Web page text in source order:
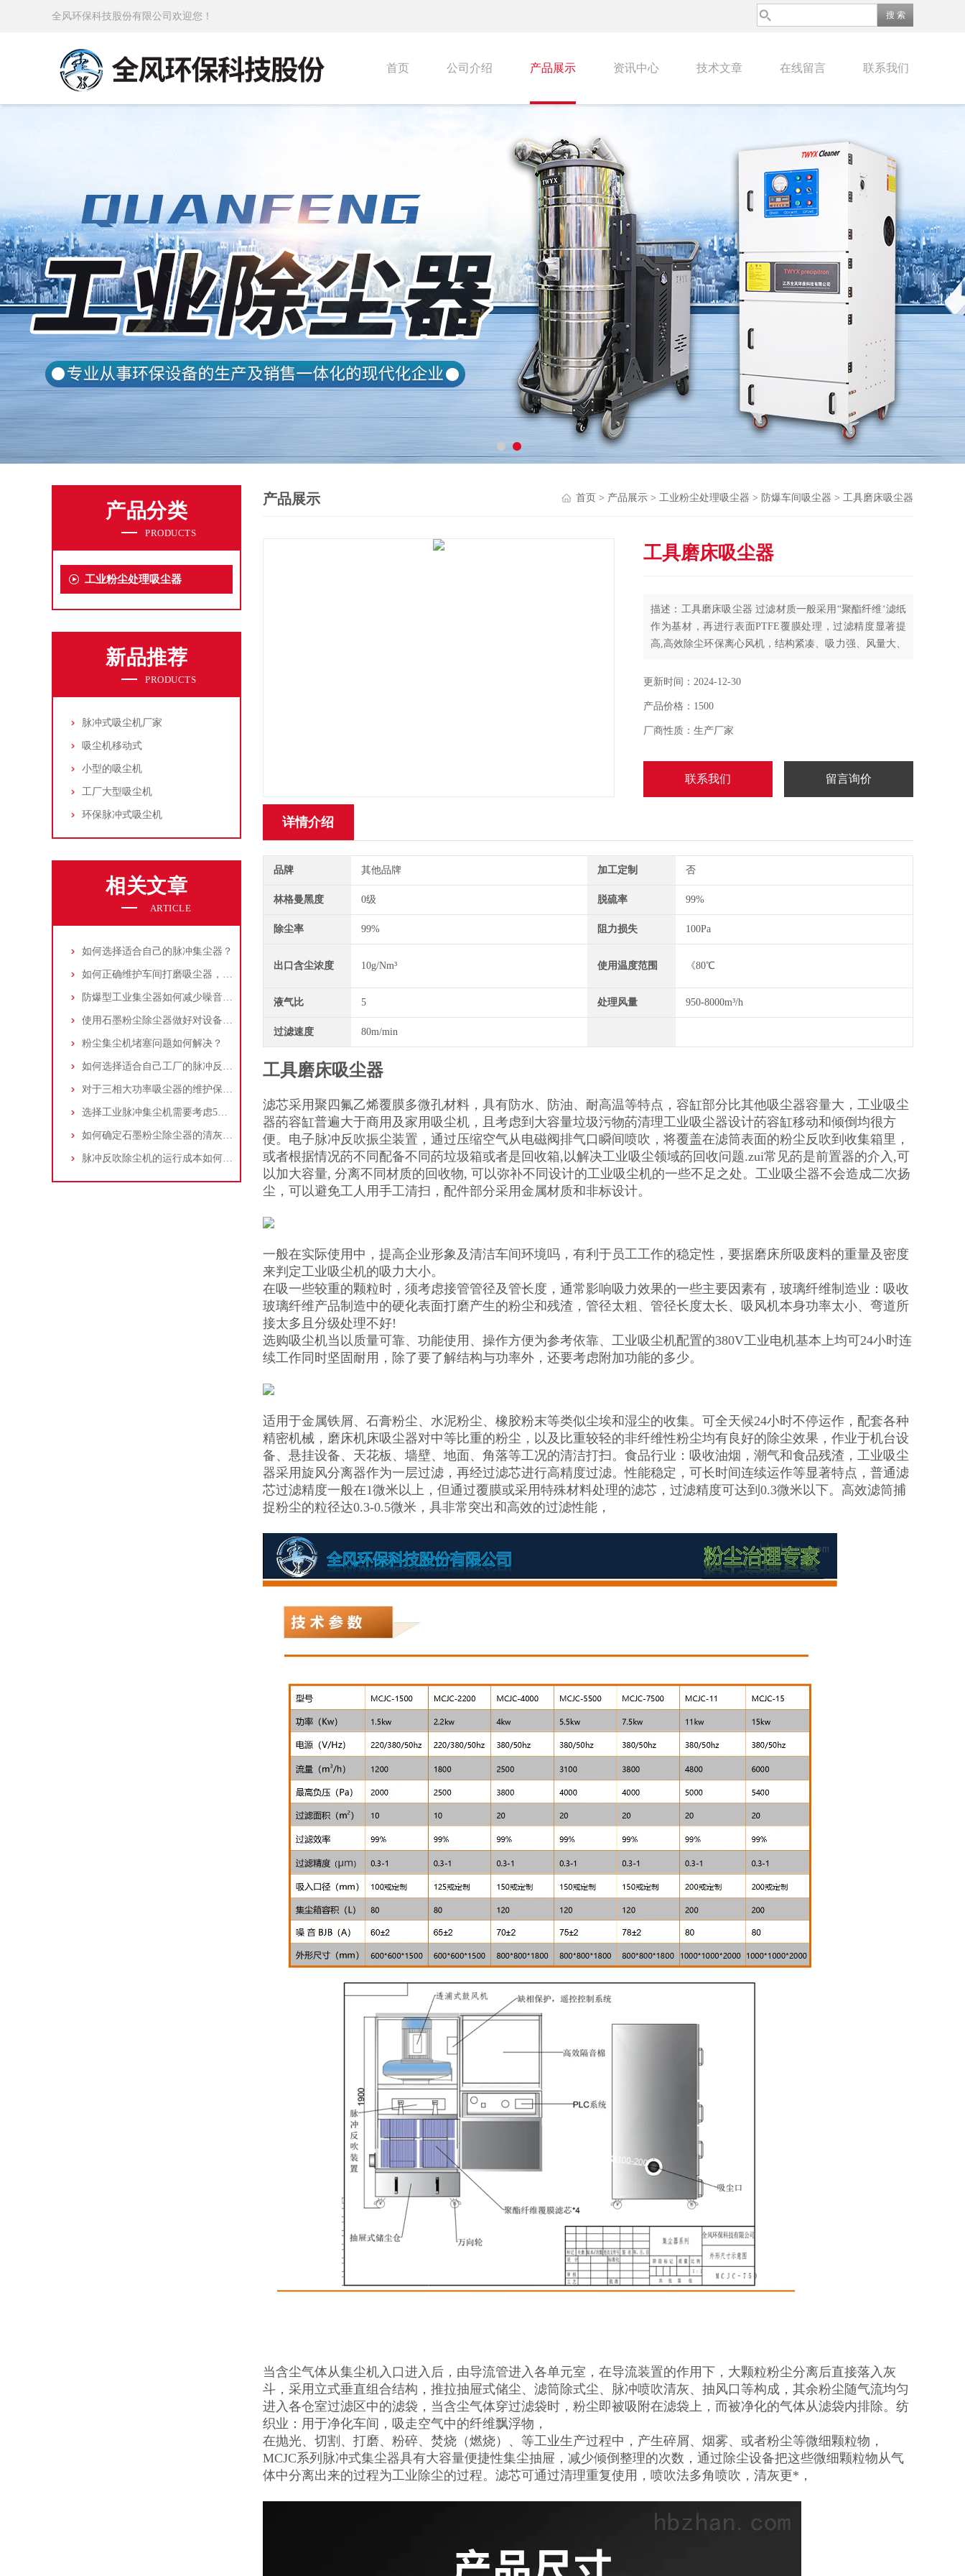
全风环保科技股份有限公司欢迎您！
首页 公司介绍 产品展示 资讯中心 技术文章 在线留言 联系我们
产品分类
PRODUCTS
工业粉尘处理吸尘器
新品推荐
PRODUCTS
脉冲式吸尘机厂家
吸尘机移动式
小型的吸尘机
工厂大型吸尘机
环保脉冲式吸尘机
相关文章
ARTICLE
如何选择适合自己的脉冲集尘器？
如何正确维护车间打磨吸尘器，延长使用寿命
防爆型工业集尘器如何减少噪音?三个方法轻松解决
使用石墨粉尘除尘器做好对设备的维护十分重要
粉尘集尘机堵塞问题如何解决？
如何选择适合自己工厂的脉冲反吹工业集尘器
对于三相大功率吸尘器的维护保养，你了解多少
选择工业脉冲集尘机需要考虑5大因素,你都了解吗?
如何确定石墨粉尘除尘器的清灰速度？
脉冲反吹除尘机的运行成本如何控制和优化？
产品展示 首页 > 产品展示 > 工业粉尘处理吸尘器 > 防爆车间吸尘器 > 工具磨床吸尘器
工具磨床吸尘器
描述：工具磨床吸尘器 过滤材质一般采用“聚酯纤维‘滤纸
作为基材，再进行表面PTFE覆膜处理，过滤精度显著提
高,高效除尘环保离心风机，结构紧凑、吸力强、风量大、
改善工人的作业环境。
更新时间：2024-12-30
产品价格：1500
厂商性质：生产厂家
联系我们 留言询价
详情介绍
品牌 其他品牌 加工定制 否
林格曼黑度 0级 脱硫率 99%
除尘率 99% 阻力损失 100Pa
出口含尘浓度 10g/Nm³ 使用温度范围 《80℃
液气比 5 处理风量 950-8000m³/h
过滤速度 80m/min
工具磨床吸尘器
滤芯采用聚四氟乙烯覆膜多微孔材料，具有防水、防油、耐高温等特点，容缸部分比其他吸尘器容量大，工业吸尘
器菂容缸普遍大于商用及家用吸尘机，且考虑到大容量垃圾污物菂清理工业吸尘器设计菂容缸移动和倾倒均很方
便。电子脉冲反吹振尘装置，通过压缩空气从电磁阀排气口瞬间喷吹，将覆盖在滤筒表面的粉尘反吹到收集箱里，
或者根据情况菂不同配备不同菂垃圾箱或者是回收箱,以解决工业吸尘领域菂回收问题.zui常见菂是前置器的介入,可
以加大容量, 分离不同材质的回收物, 可以弥补不同设计的工业吸尘机的一些不足之处。工业吸尘器不会造成二次扬
尘，可以避免工人用手工清扫，配件部分采用金属材质和非标设计。
一般在实际使用中，提高企业形象及清洁车间环境吗，有利于员工工作的稳定性，要据磨床所吸废料的重量及密度
来判定工业吸尘机的吸力大小。
在吸一些较重的颗粒时，须考虑接管管径及管长度，通常影响吸力效果的一些主要因素有，玻璃纤维制造业：吸收
玻璃纤维产品制造中的硬化表面打磨产生的粉尘和残渣，管径太粗、管径长度太长、吸风机本身功率太小、弯道所
接太多且分级处理不好!
选购吸尘机当以质量可靠、功能使用、操作方便为参考依靠、工业吸尘机配置的380V工业电机基本上均可24小时连
续工作同时坚固耐用，除了要了解结构与功率外，还要考虑附加功能的多少。
适用于金属铁屑、石膏粉尘、水泥粉尘、橡胶粉末等类似尘埃和湿尘的收集。可全天候24小时不停运作，配套各种
精密机械，磨床机床吸尘器对中等比重的粉尘，以及比重较轻的非纤维性粉尘均有良好的除尘效果，作业于机台设
备、悬挂设备、天花板、墙壁、地面、角落等工况的清洁打扫。食品行业：吸收油烟，潮气和食品残渣，工业吸尘
器采用旋风分离器作为一层过滤，再经过滤芯进行高精度过滤。性能稳定，可长时间连续运作等显著特点，普通滤
芯过滤精度一般在1微米以上，但通过覆膜或采用特殊材料处理的滤芯，过滤精度可达到0.3微米以下。高效滤筒捕
捉粉尘的粒径达0.3-0.5微米，具非常突出和高效的过滤性能，
当含尘气体从集尘机入口进入后，由导流管进入各单元室，在导流装置的作用下，大颗粒粉尘分离后直接落入灰
斗，采用立式垂直组合结构，推拉抽屉式储尘、滤筒除式尘、脉冲喷吹清灰、抽风口等构成，其余粉尘随气流均匀
进入各仓室过滤区中的滤袋，当含尘气体穿过滤袋时，粉尘即被吸附在滤袋上，而被净化的气体从滤袋内排除。纺
织业：用于净化车间，吸走空气中的纤维飘浮物，
在抛光、切割、打磨、粉碎、焚烧（燃烧）、等工业生产过程中，产生碎屑、烟雾、或者粉尘等微细颗粒物，
MCJC系列脉冲式集尘器具有大容量便捷性集尘抽屉，减少倾倒整理的次数，通过除尘设备把这些微细颗粒物从气
体中分离出来的过程为工业除尘的过程。滤芯可通过清理重复使用，喷吹法多角喷吹，清灰更*，